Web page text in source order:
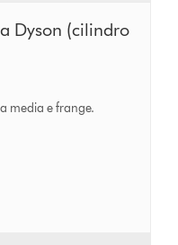
Dyson (cilindro
media e frange.